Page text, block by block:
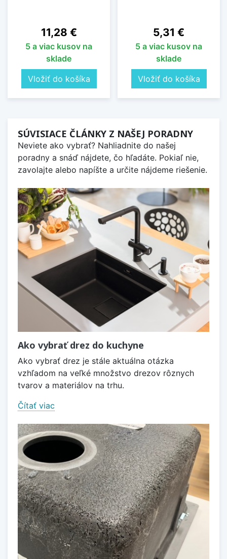
Cena
11,28 €
5 a viac kusov na
sklade
Vložiť do košíka
Cena
5,31 €
5 a viac kusov na
sklade
Vložiť do košíka
SÚVISIACE ČLÁNKY Z NAŠEJ PORADNY
Neviete ako vybrať? Nahliadnite do našej
poradny a snáď nájdete, čo hľadáte. Pokiaľ nie,
zavolajte alebo napíšte a určite nájdeme riešenie.
Ako vybrať drez do kuchyne
Ako vybrať drez je stále aktuálna otázka
vzhľadom na veľké množstvo drezov rôznych
tvarov a materiálov na trhu.
Čítať viac